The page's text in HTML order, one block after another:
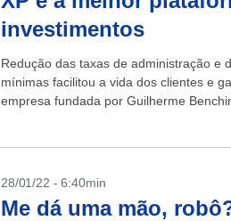
investimentos
Redução das taxas de administração e
mínimas facilitou a vida dos clientes e
empresa fundada por Guilherme
28/01/22 - 6:40min
Me dá uma mão,